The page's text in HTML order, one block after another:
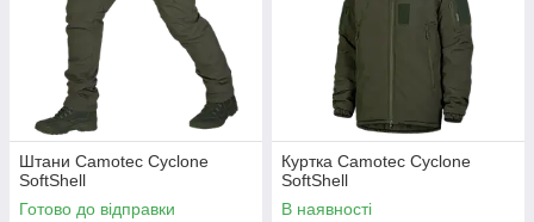
Штани Camotec Cyclone
SoftShell
Готово до відправки
Куртка Camotec Cyclone
SoftShell
В наявності